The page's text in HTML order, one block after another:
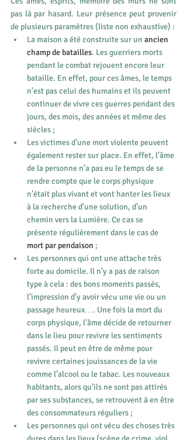
pas là par hasard. Leur présence peut provenir
de plusieurs paramètres (liste non exhaustive) :
La maison a été construite sur un ancien
champ de batailles. Les guerriers morts
pendant le combat rejouent encore leur
bataille. En effet, pour ces âmes, le temps
n’est pas celui des humains et ils peuvent
continuer de vivre ces guerres pendant des
jours, des mois, des années et même des
siècles ;
Les victimes d’une mort violente peuvent
également rester sur place. En effet, l’âme
de la personne n’a pas eu le temps de se
rendre compte que le corps physique
n’était plus vivant et vont hanter les lieux
à la recherche d’une solution, d’un
chemin vers la Lumière. Ce cas se
présente régulièrement dans le cas de
mort par pendaison ;
Les personnes qui ont une attache très
forte au domicile. Il n’y a pas de raison
type à cela : des bons moments passés,
l’impression d’y avoir vécu une vie ou un
passage heureux…. Une fois la mort du
corps physique, l’âme décide de retourner
dans le lieu pour revivre les sentiments
passés. Il peut en être de même pour
revivre certaines jouissances de la vie
comme l’alcool ou le tabac. Les nouveaux
habitants, alors qu’ils ne sont pas attirés
par ses substances, se retrouvent à en être
des consommateurs réguliers ;
Les personnes qui ont vécu des choses très